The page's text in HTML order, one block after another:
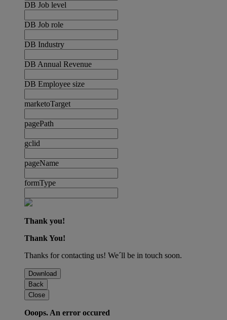
DB Job level
DB Job role
DB Industry
DB Annual Revenue
DB Employee size
marketoTarget
pagePath
gclid
pageName
formType
Thank you!
Thank You!
Thanks for contacting us! We´ll be in touch soon.
Download
Back
Close
Ooops. An error occured